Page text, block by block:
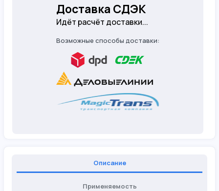
Доставка СДЭК
Идёт расчёт доставки...
Возможные способы доставки:
Описание
Применяемость